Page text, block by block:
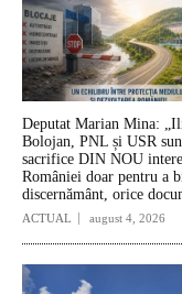
Deputat Marian Mina:
Bolojan, PNL și USR
sacrifice DIN NOU
României doar pentru a
discernământ, orice
ACTUAL august 4, 2026